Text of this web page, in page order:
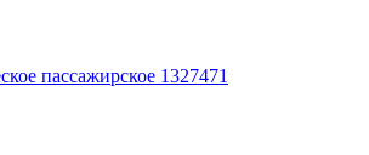
пассажирское 1327471